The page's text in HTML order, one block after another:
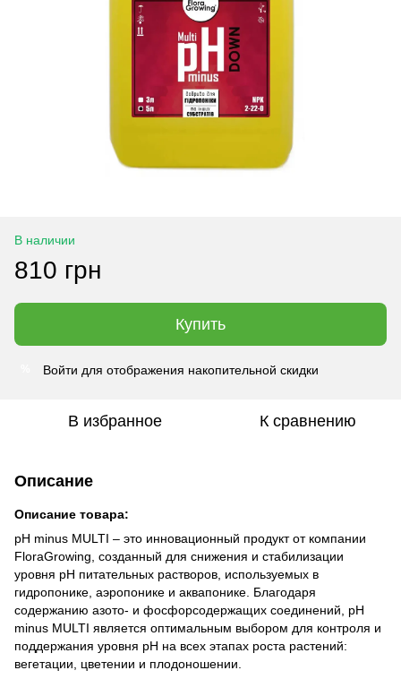
В наличии
810 грн
Купить
Войти для отображения накопительной скидки
В избранное К сравнению
Описание
Описание товара:
pH minus MULTI – это инновационный продукт от компании
FloraGrowing, созданный для снижения и стабилизации
уровня pH питательных растворов, используемых в
гидропонике, аэропонике и аквапонике. Благодаря
содержанию азото- и фосфорсодержащих соединений, pH
minus MULTI является оптимальным выбором для контроля и
поддержания уровня pH на всех этапах роста растений:
вегетации, цветении и плодоношении.